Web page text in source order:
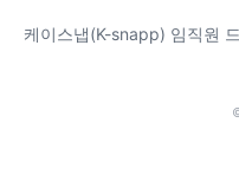
케이스냅(K-snapp) 임직원